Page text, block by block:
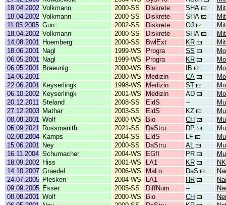
18.04.2002 Volkmann 2000-SS Diskrete SHA
18.04.2002 Volkmann 2000-SS Diskrete SHA
11.05.2005 Guo 2002-SS Diskrete OJ
18.04.2002 Volkmann 2000-SS Diskrete SHA
14.08.2001
Hoemberg 2000-SS BwlExt KR
18.06.2001
Nagl 1999-WS Progra SS
06.05.2001
Nagl 1999-WS Progra KR
06.05.2001
Braeunig 2000-WS Bio IB
14.06.2001
2000-WS Medizin CA
22.06.2001
Keyserlingk 1998-WS Medizin ST
06.10.2002 Keyserlingk 2001-WS Medizin AD
20.12.2011
Steland 2008-SS EidS --
27.12.2003 Mathar 2003-SS EidS KZ
08.08.2001 Wolf 2000-WS Bio CH
06.09.2021
Rossmanith 2021-SS DaStru DP
02.08.2004 Kamps 2004-SS EidS LF
15.06.2001
Ney 2000-SS DaStru AL
16.11.2004 Schumacher 2004-WS EGfI PR
18.09.2002 Hiss 2001-WS LA1 KR
14.10.2007 Graedel 2006-WS MaLo DaS
24.07.2005 Plesken 2004-WS LA1 HR
09.09.2005 Esser 2005-SS DiffNum --
08.08.2001 Wolf 2000-WS Bio CH